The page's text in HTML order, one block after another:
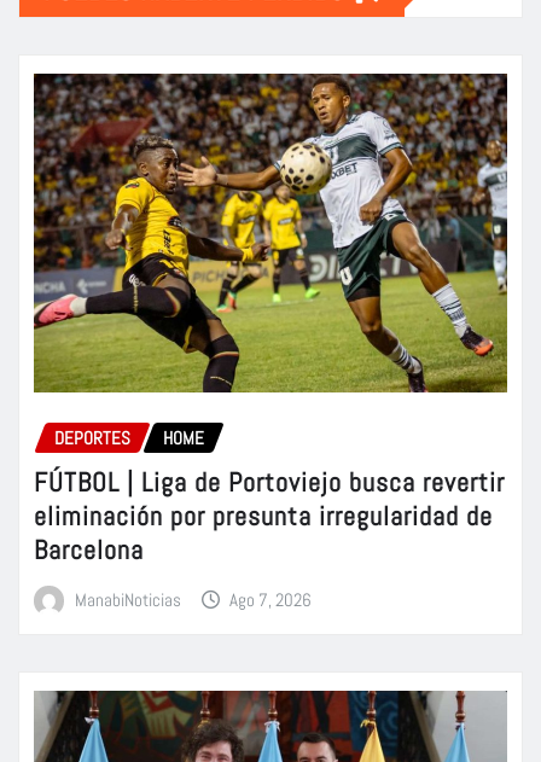
DEPORTES HOME
FÚTBOL | Liga de Portoviejo busca revertir
eliminación por presunta irregularidad de
Barcelona
ManabiNoticias Ago 7, 2026